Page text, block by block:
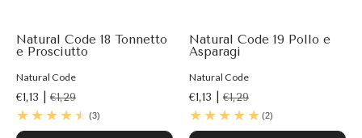
Natural Code 18 Tonnetto
e Prosciutto
Natural Code
€1,13 | €1,29
(3)
Natural Code 19 Pollo e
Asparagi
Natural Code
€1,13 | €1,29
(2)